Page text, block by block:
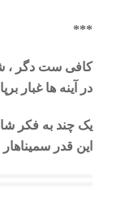
***
کافی ست دگر ،
در آینه ها غبار
یک چند به فکر
این قدر سمیناهار